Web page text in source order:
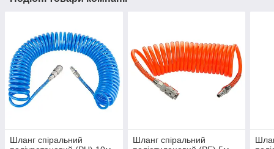
Шланг спіральний
Шланг спіральний